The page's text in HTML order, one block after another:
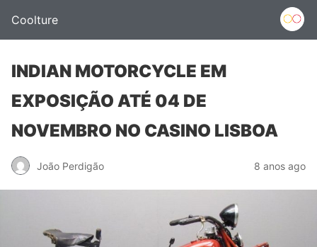
Coolture
INDIAN MOTORCYCLE EM
EXPOSIÇÃO ATÉ 04 DE
NOVEMBRO NO CASINO LISBOA
João Perdigão 8 anos ago